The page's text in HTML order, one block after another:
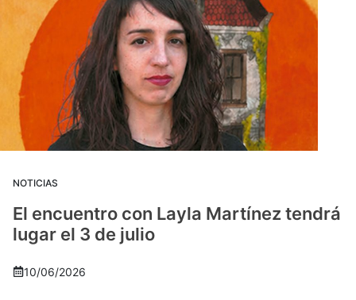
NOTICIAS
El encuentro con Layla Martínez tendrá
lugar el 3 de julio
10/06/2026